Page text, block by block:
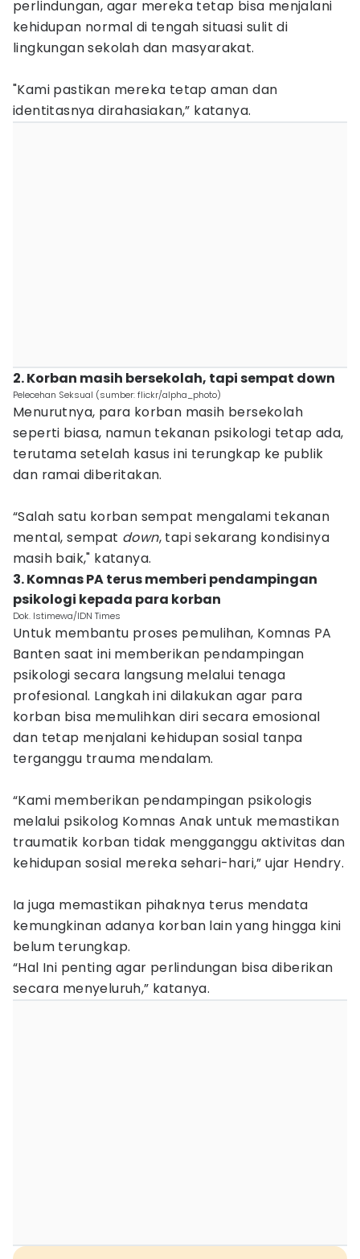
perlindungan, agar mereka tetap bisa menjalani
kehidupan normal di tengah situasi sulit di
lingkungan sekolah dan masyarakat.
"Kami pastikan mereka tetap aman dan
identitasnya dirahasiakan,” katanya.
2. Korban masih bersekolah, tapi sempat down
Pelecehan Seksual (sumber: flickr/alpha_photo)
Menurutnya, para korban masih bersekolah
seperti biasa, namun tekanan psikologi tetap ada,
terutama setelah kasus ini terungkap ke publik
dan ramai diberitakan.
“Salah satu korban sempat mengalami tekanan
mental, sempat down, tapi sekarang kondisinya
masih baik," katanya.
3. Komnas PA terus memberi pendampingan
psikologi kepada para korban
Dok. Istimewa/IDN Times
Untuk membantu proses pemulihan, Komnas PA
Banten saat ini memberikan pendampingan
psikologi secara langsung melalui tenaga
profesional. Langkah ini dilakukan agar para
korban bisa memulihkan diri secara emosional
dan tetap menjalani kehidupan sosial tanpa
terganggu trauma mendalam.
“Kami memberikan pendampingan psikologis
melalui psikolog Komnas Anak untuk memastikan
traumatik korban tidak mengganggu aktivitas dan
kehidupan sosial mereka sehari-hari,” ujar Hendry.
Ia juga memastikan pihaknya terus mendata
kemungkinan adanya korban lain yang hingga kini
belum terungkap.
“Hal Ini penting agar perlindungan bisa diberikan
secara menyeluruh,” katanya.